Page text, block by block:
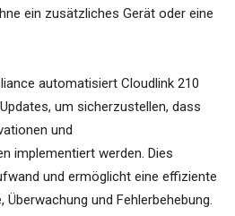
ein zusätzliches Gerät oder eine
automatisiert Cloudlink 210
um sicherzustellen, dass
und
implementiert werden. Dies
und ermöglicht eine effiziente
Überwachung und Fehlerbehebung.